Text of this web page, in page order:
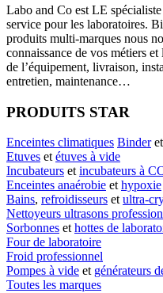
Labo and Co est LE
service pour les laboratoires.
produits multi-marques nous
connaissance de vos métiers
de l’équipement, livraison,
entretien, maintenance…
PRODUITS STAR
Enceintes climatiques Binderet
Etuves et étuves à vide
Incubateurs et incubateurs à
Enceintes anaérobie et hypoxie
Bains, refroidisseurs et ultra-
Nettoyeurs ultrasons
Sorbonnes et hottes de
Four de laboratoire
Froid professionnel
Pompes à vide et générateurs
Toutes les marques